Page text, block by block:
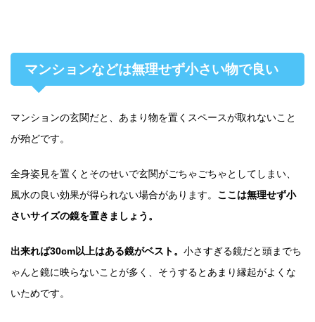
マンションなどは無理せず小さい物で良い
マンションの玄関だと、あまり物を置くスペースが取れないこと
が殆どです。
全身姿見を置くとそのせいで玄関がごちゃごちゃとしてしまい、
風水の良い効果が得られない場合があります。 ここは無理せず小
さいサイズの鏡を置きましょう。
出来れば30cm以上はある鏡がベスト。 小さすぎる鏡だと頭までち
ゃんと鏡に映らないことが多く、そうするとあまり縁起がよくな
いためです。